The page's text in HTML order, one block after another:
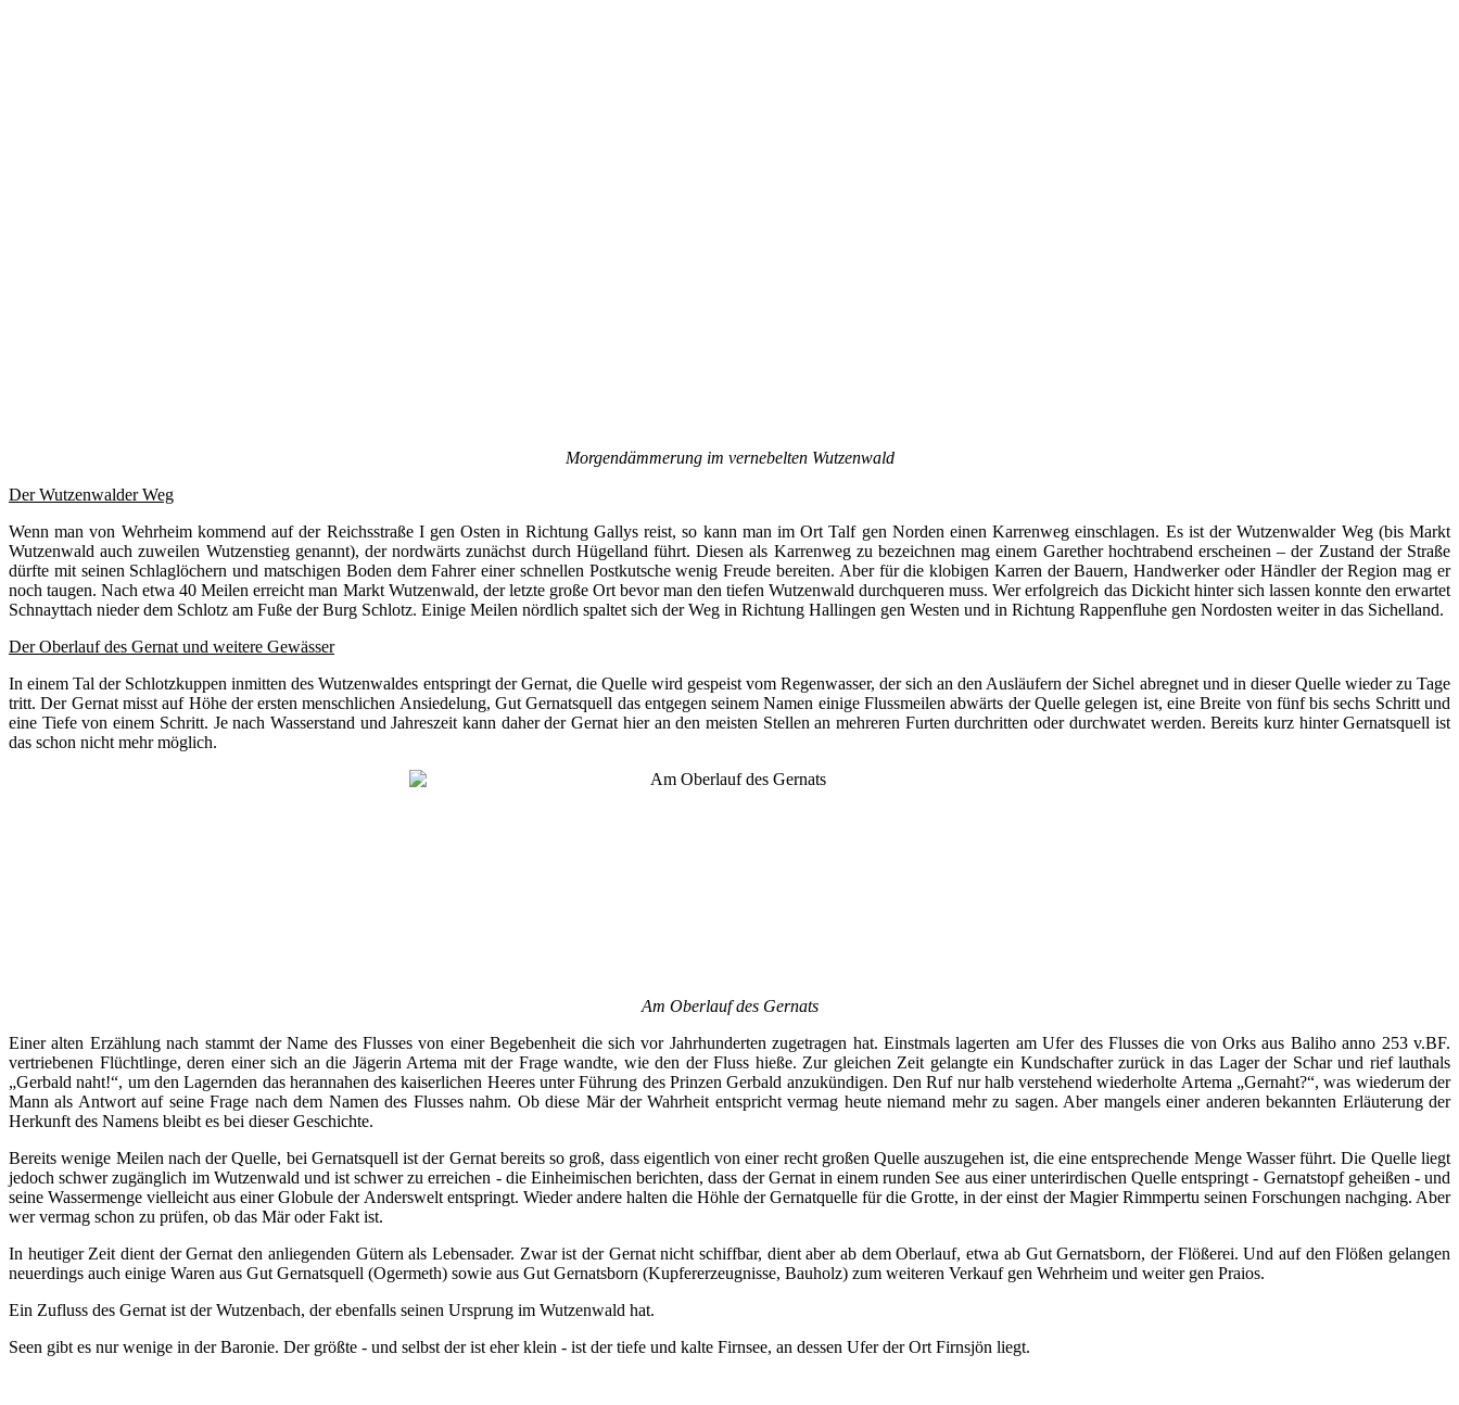
Morgendämmerung im vernebelten Wutzenwald
Der Wutzenwalder Weg
Wenn man von Wehrheim kommend auf der Reichsstraße I gen Osten in Richtung Gallys reist, so kann man im Ort Talf gen Norden einen Karrenweg einschlagen. Es ist der Wutzenwalder Weg (bis Markt
Wutzenwald auch zuweilen Wutzenstieg genannt), der nordwärts zunächst durch Hügelland führt. Diesen als Karrenweg zu bezeichnen mag einem Garether hochtrabend erscheinen – der Zustand der Straße
dürfte mit seinen Schlaglöchern und matschigen Boden dem Fahrer einer schnellen Postkutsche wenig Freude bereiten. Aber für die klobigen Karren der Bauern, Handwerker oder Händler der Region mag er
noch taugen. Nach etwa 40 Meilen erreicht man Markt Wutzenwald, der letzte große Ort bevor man den tiefen Wutzenwald durchqueren muss. Wer erfolgreich das Dickicht hinter sich lassen konnte den erwartet
Schnayttach nieder dem Schlotz am Fuße der Burg Schlotz. Einige Meilen nördlich spaltet sich der Weg in Richtung Hallingen gen Westen und in Richtung Rappenfluhe gen Nordosten weiter in das Sichelland.
Der Oberlauf des Gernat und weitere Gewässer
In einem Tal der Schlotzkuppen inmitten des Wutzenwaldes entspringt der Gernat, die Quelle wird gespeist vom Regenwasser, der sich an den Ausläufern der Sichel abregnet und in dieser Quelle wieder zu Tage
tritt. Der Gernat misst auf Höhe der ersten menschlichen Ansiedelung, Gut Gernatsquell das entgegen seinem Namen einige Flussmeilen abwärts der Quelle gelegen ist, eine Breite von fünf bis sechs Schritt und
eine Tiefe von einem Schritt. Je nach Wasserstand und Jahreszeit kann daher der Gernat hier an den meisten Stellen an mehreren Furten durchritten oder durchwatet werden. Bereits kurz hinter Gernatsquell ist
das schon nicht mehr möglich.
Am Oberlauf des Gernats
Einer alten Erzählung nach stammt der Name des Flusses von einer Begebenheit die sich vor Jahrhunderten zugetragen hat. Einstmals lagerten am Ufer des Flusses die von Orks aus Baliho anno 253 v.BF.
vertriebenen Flüchtlinge, deren einer sich an die Jägerin Artema mit der Frage wandte, wie den der Fluss hieße. Zur gleichen Zeit gelangte ein Kundschafter zurück in das Lager der Schar und rief lauthals
„Gerbald naht!“, um den Lagernden das herannahen des kaiserlichen Heeres unter Führung des Prinzen Gerbald anzukündigen. Den Ruf nur halb verstehend wiederholte Artema „Gernaht?“, was wiederum der
Mann als Antwort auf seine Frage nach dem Namen des Flusses nahm. Ob diese Mär der Wahrheit entspricht vermag heute niemand mehr zu sagen. Aber mangels einer anderen bekannten Erläuterung der
Herkunft des Namens bleibt es bei dieser Geschichte.
Bereits wenige Meilen nach der Quelle, bei Gernatsquell ist der Gernat bereits so groß, dass eigentlich von einer recht großen Quelle auszugehen ist, die eine entsprechende Menge Wasser führt. Die Quelle liegt
jedoch schwer zugänglich im Wutzenwald und ist schwer zu erreichen - die Einheimischen berichten, dass der Gernat in einem runden See aus einer unterirdischen Quelle entspringt - Gernatstopf geheißen - und
seine Wassermenge vielleicht aus einer Globule der Anderswelt entspringt. Wieder andere halten die Höhle der Gernatquelle für die Grotte, in der einst der Magier Rimmpertu seinen Forschungen nachging. Aber
wer vermag schon zu prüfen, ob das Mär oder Fakt ist.
In heutiger Zeit dient der Gernat den anliegenden Gütern als Lebensader. Zwar ist der Gernat nicht schiffbar, dient aber ab dem Oberlauf, etwa ab Gut Gernatsborn, der Flößerei. Und auf den Flößen gelangen
neuerdings auch einige Waren aus Gut Gernatsquell (Ogermeth) sowie aus Gut Gernatsborn (Kupfererzeugnisse, Bauholz) zum weiteren Verkauf gen Wehrheim und weiter gen Praios.
Ein Zufluss des Gernat ist der Wutzenbach, der ebenfalls seinen Ursprung im Wutzenwald hat.
Seen gibt es nur wenige in der Baronie. Der größte - und selbst der ist eher klein - ist der tiefe und kalte Firnsee, an dessen Ufer der Ort Firnsjön liegt.